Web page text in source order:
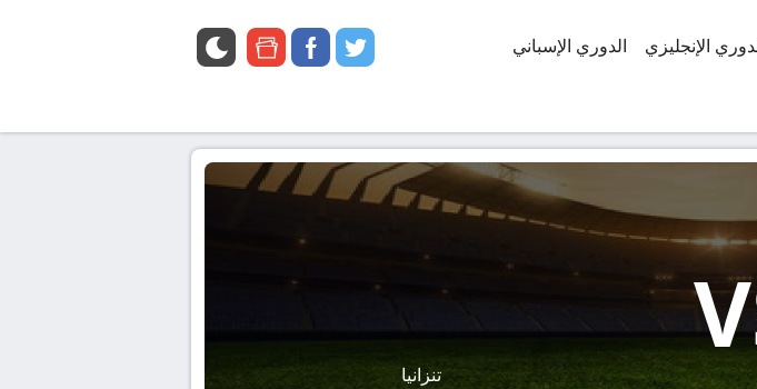
الإنجليزي الدوري الإسباني twitter
facebook
google
تنزانيا